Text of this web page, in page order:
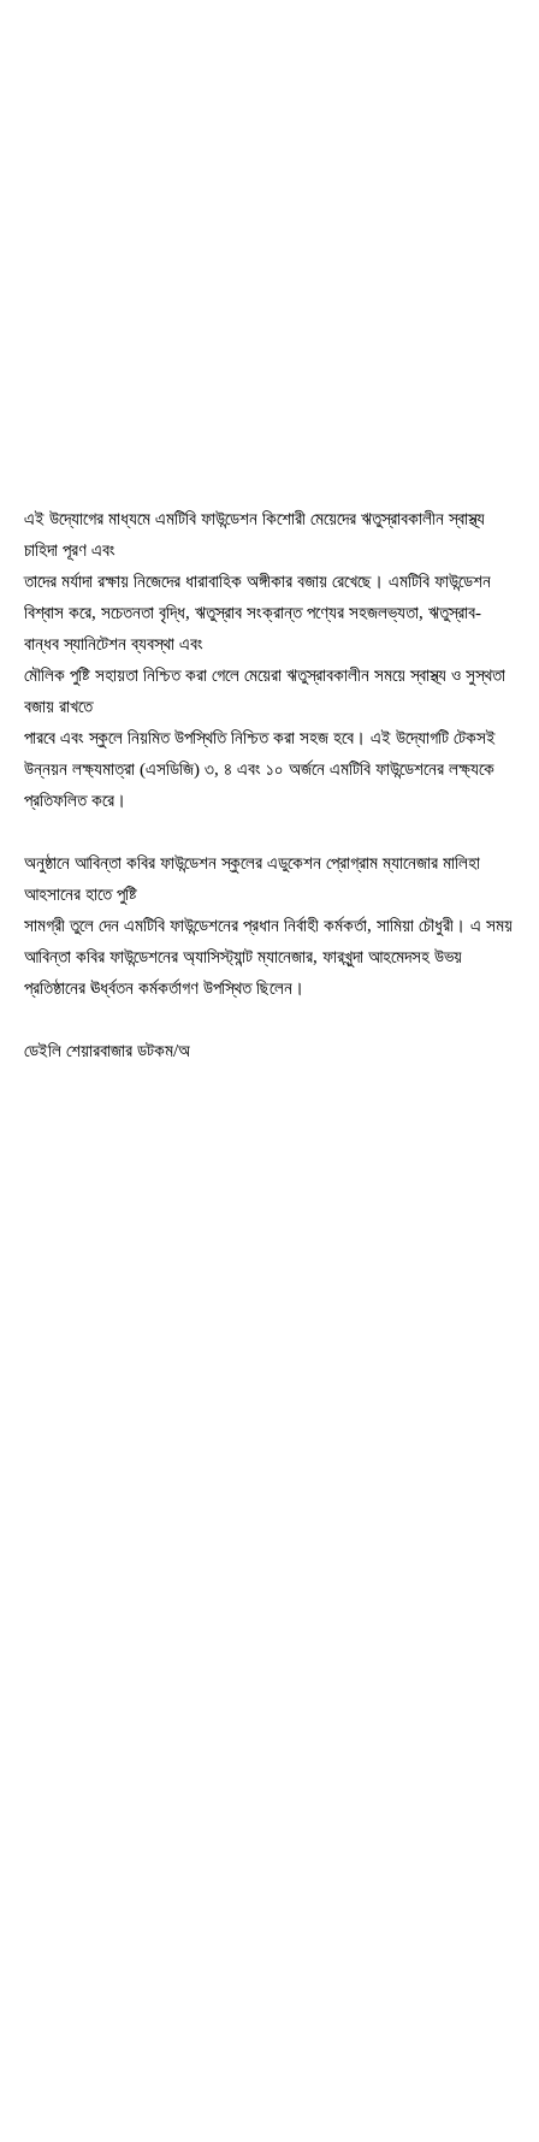
এই উদ্যোগের মাধ্যমে এমটিবি ফাউন্ডেশন কিশোরী মেয়েদের ঋতুস্রাবকালীন স্বাস্থ্য
চাহিদা পূরণ এবং
তাদের মর্যাদা রক্ষায় নিজেদের ধারাবাহিক অঙ্গীকার বজায় রেখেছে। এমটিবি ফাউন্ডেশন
বিশ্বাস করে, সচেতনতা বৃদ্ধি, ঋতুস্রাব সংক্রান্ত পণ্যের সহজলভ্যতা, ঋতুস্রাব-
বান্ধব স্যানিটেশন ব্যবস্থা এবং
মৌলিক পুষ্টি সহায়তা নিশ্চিত করা গেলে মেয়েরা ঋতুস্রাবকালীন সময়ে স্বাস্থ্য ও সুস্থতা
বজায় রাখতে
পারবে এবং স্কুলে নিয়মিত উপস্থিতি নিশ্চিত করা সহজ হবে। এই উদ্যোগটি টেকসই
উন্নয়ন লক্ষ্যমাত্রা (এসডিজি) ৩, ৪ এবং ১০ অর্জনে এমটিবি ফাউন্ডেশনের লক্ষ্যকে
প্রতিফলিত করে।
অনুষ্ঠানে আবিন্তা কবির ফাউন্ডেশন স্কুলের এডুকেশন প্রোগ্রাম ম্যানেজার মালিহা
আহসানের হাতে পুষ্টি
সামগ্রী তুলে দেন এমটিবি ফাউন্ডেশনের প্রধান নির্বাহী কর্মকর্তা, সামিয়া চৌধুরী। এ সময়
আবিন্তা কবির ফাউন্ডেশনের অ্যাসিস্ট্যান্ট ম্যানেজার, ফারখুন্দা আহমেদসহ উভয়
প্রতিষ্ঠানের ঊর্ধ্বতন কর্মকর্তাগণ উপস্থিত ছিলেন।
ডেইলি শেয়ারবাজার ডটকম/অ